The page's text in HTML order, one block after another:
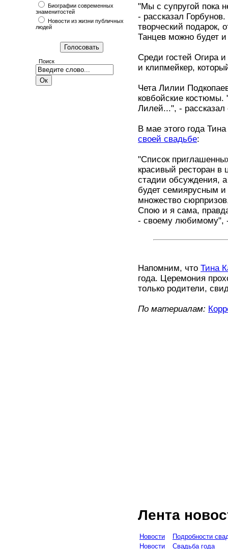
Биографии современных
знаменитостей
Новости из жизни публичных
людей
Поиск
"Мы с супругой пока
- рассказал
творческий подарок,
Танцев можно будет
Среди гостей Огира
и клипмейкер,
Чета Лилии
ковбойские костюмы.
Лилей...", -
В мае этого года
своей свадьбе:
"Список
красивый ресторан в
стадии обсуждения,
будет семиярусным
множество
Спою и я сама,
- своему любимому",
Напомним, что Тина
года. Церемония
только родители,
По материалам:
Лента
Новости
Подробности
Новости
Свадьба года